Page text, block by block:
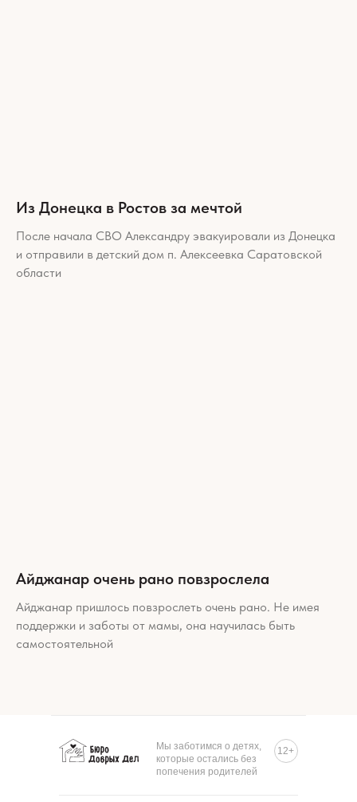
Из Донецка в Ростов за мечтой
После начала СВО Александру эвакуировали из Донецка
и отправили в детский дом п. Алексеевка Саратовской
области
Айджанар очень рано повзрослела
Айджанар пришлось повзрослеть очень рано. Не имея
поддержки и заботы от мамы, она научилась быть
самостоятельной
Мы заботимся о детях,
которые остались без
попечения родителей
12+